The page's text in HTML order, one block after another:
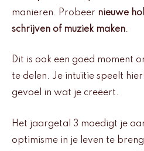
manieren. Probeer nieuwe
schrijven of muziek maken.
Dit is ook een goed moment
te delen. Je intuïtie speelt
gevoel in wat je creëert.
Het jaargetal 3 moedigt je
optimisme in je leven te